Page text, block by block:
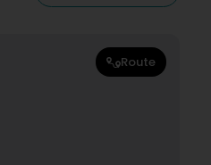
Route